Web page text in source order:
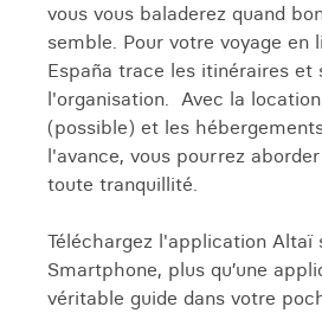
vous vous baladerez quand
semble. Pour votre voyage en
España trace les itinéraires et
l'organisation. Avec la
(possible) et les
l'avance, vous pourrez
toute tranquillité.
Téléchargez l'application Altaï
Smartphone, plus qu’une
véritable guide dans votre